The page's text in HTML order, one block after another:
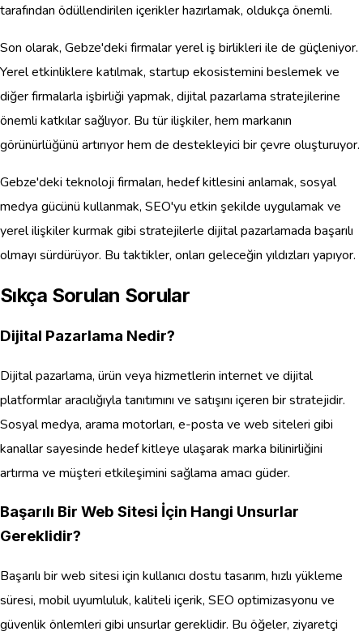
tarafından ödüllendirilen içerikler hazırlamak, oldukça önemli.
Son olarak, Gebze'deki firmalar yerel iş birlikleri ile de güçleniyor.
Yerel etkinliklere katılmak, startup ekosistemini beslemek ve
diğer firmalarla işbirliği yapmak, dijital pazarlama stratejilerine
önemli katkılar sağlıyor. Bu tür ilişkiler, hem markanın
görünürlüğünü artırıyor hem de destekleyici bir çevre oluşturuyor.
Gebze'deki teknoloji firmaları, hedef kitlesini anlamak, sosyal
medya gücünü kullanmak, SEO'yu etkin şekilde uygulamak ve
yerel ilişkiler kurmak gibi stratejilerle dijital pazarlamada başarılı
olmayı sürdürüyor. Bu taktikler, onları geleceğin yıldızları yapıyor.
Sıkça Sorulan Sorular
Dijital Pazarlama Nedir?
Dijital pazarlama, ürün veya hizmetlerin internet ve dijital
platformlar aracılığıyla tanıtımını ve satışını içeren bir stratejidir.
Sosyal medya, arama motorları, e-posta ve web siteleri gibi
kanallar sayesinde hedef kitleye ulaşarak marka bilinirliğini
artırma ve müşteri etkileşimini sağlama amacı güder.
Başarılı Bir Web Sitesi İçin Hangi Unsurlar
Gereklidir?
Başarılı bir web sitesi için kullanıcı dostu tasarım, hızlı yükleme
süresi, mobil uyumluluk, kaliteli içerik, SEO optimizasyonu ve
güvenlik önlemleri gibi unsurlar gereklidir. Bu öğeler, ziyaretçi